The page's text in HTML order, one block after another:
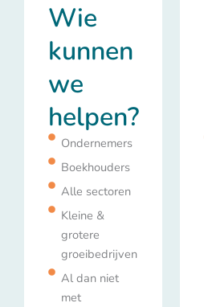
Wie
kunnen
we
helpen?
Ondernemers
Boekhouders
Alle sectoren
Kleine &
grotere
groeibedrijven
Al dan niet
met